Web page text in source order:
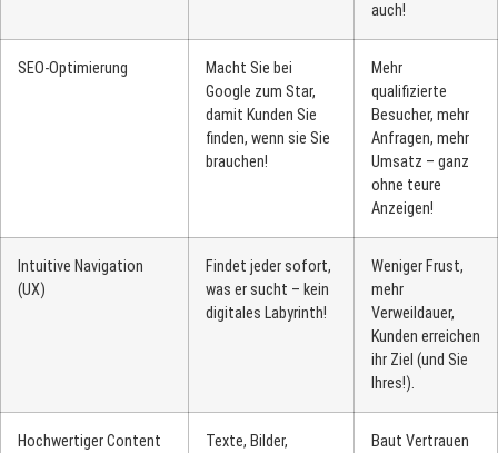
auch!
SEO-Optimierung
Macht Sie bei
Google zum Star,
damit Kunden Sie
finden, wenn sie Sie
brauchen!
Mehr
qualifizierte
Besucher, mehr
Anfragen, mehr
Umsatz – ganz
ohne teure
Anzeigen!
Intuitive Navigation
(UX)
Findet jeder sofort,
was er sucht – kein
digitales Labyrinth!
Weniger Frust,
mehr
Verweildauer,
Kunden erreichen
ihr Ziel (und Sie
Ihres!).
Hochwertiger Content
Texte, Bilder,
Baut Vertrauen